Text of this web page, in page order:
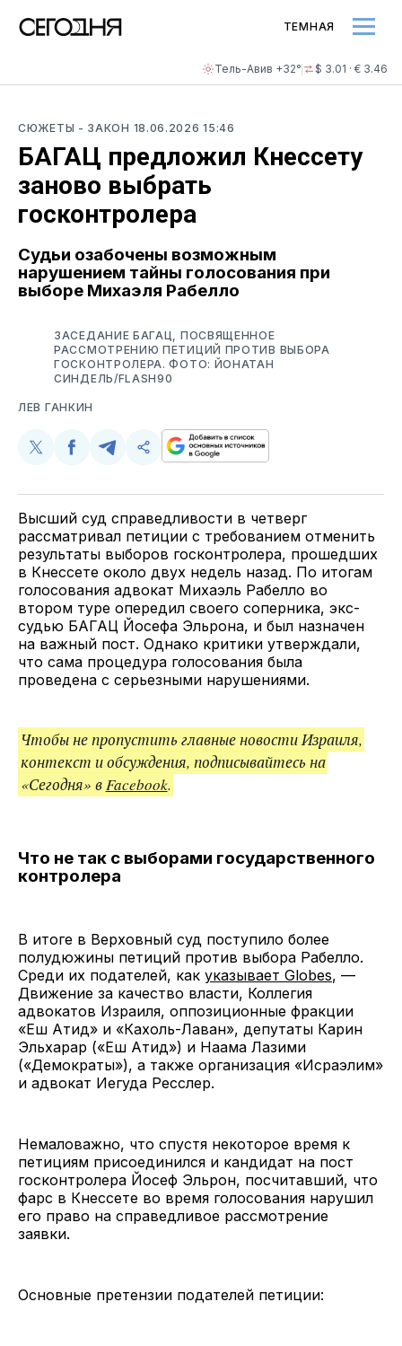
Тель-Авив +32° $ 3.01 · € 3.46
ТЕМНАЯ
СЮЖЕТЫ - ЗАКОН 18.06.2026 15:46
БАГАЦ предложил Кнессету
заново выбрать
госконтролера
Судьи озабочены возможным
нарушением тайны голосования при
выборе Михаэля Рабелло
ЗАСЕДАНИЕ БАГАЦ, ПОСВЯЩЕННОЕ
РАССМОТРЕНИЮ ПЕТИЦИЙ ПРОТИВ ВЫБОРА
ГОСКОНТРОЛЕРА. ФОТО: ЙОНАТАН
СИНДЕЛЬ/FLASH90
ЛЕВ ГАНКИН
Поделиться
Twitter
Поделиться
Facebook
Поделиться
Telegram
Скопируйте
поделитесь
Высший суд справедливости в четверг
рассматривал петиции с требованием отменить
результаты выборов госконтролера, прошедших
в Кнессете около двух недель назад. По итогам
голосования адвокат Михаэль Рабелло во
втором туре опередил своего соперника, экс-
судью БАГАЦ Йосефа Эльрона, и был назначен
на важный пост. Однако критики утверждали,
что сама процедура голосования была
проведена с серьезными нарушениями.
Чтобы не пропустить главные новости Израиля,
контекст и обсуждения, подписывайтесь на
«Сегодня» вFacebook.
Что не так с выборами государственного
контролера
В итоге в Верховный суд поступило более
полудюжины петиций против выбора Рабелло.
Среди их подателей, как указывает Globes, —
Движение за качество власти, Коллегия
адвокатов Израиля, оппозиционные фракции
«Еш Атид» и «Кахоль-Лаван», депутаты Карин
Эльхарар («Еш Атид») и Наама Лазими
(«Демократы»), а также организация «Исраэлим»
и адвокат Иегуда Ресслер.
Немаловажно, что спустя некоторое время к
петициям присоединился и кандидат на пост
госконтролера Йосеф Эльрон, посчитавший, что
фарс в Кнессете во время голосования нарушил
его право на справедливое рассмотрение
заявки.
Основные претензии подателей петиции: